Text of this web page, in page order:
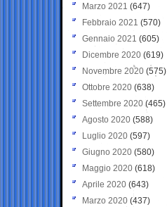
Marzo 2021 (647)
Febbraio 2021 (570)
Gennaio 2021 (605)
Dicembre 2020 (619)
Novembre 2020 (575)
Ottobre 2020 (638)
Settembre 2020(465)
Agosto 2020 (588)
Luglio 2020 (597)
Giugno 2020 (580)
Maggio 2020 (618)
Aprile 2020 (643)
Marzo 2020 (437)